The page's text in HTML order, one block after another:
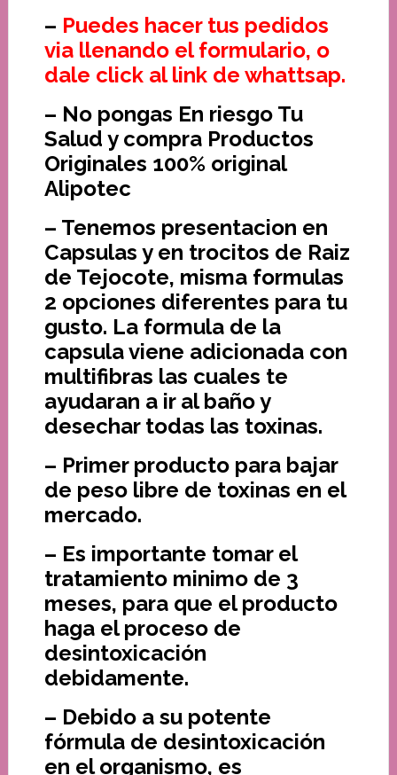
– Puedes hacer tus pedidos
via llenando el formulario, o
dale click al link de whattsap.
– No pongas En riesgo Tu
Salud y compra Productos
Originales 100% original
Alipotec
– Tenemos presentacion en
Capsulas y en trocitos de Raiz
de Tejocote, misma formulas
2 opciones diferentes para tu
gusto. La formula de la
capsula viene adicionada con
multifibras las cuales te
ayudaran a ir al baño y
desechar todas las toxinas.
– Primer producto para bajar
de peso libre de toxinas en el
mercado.
– Es importante tomar el
tratamiento minimo de 3
meses, para que el producto
haga el proceso de
desintoxicación
debidamente.
– Debido a su potente
fórmula de desintoxicación
en el organismo, es